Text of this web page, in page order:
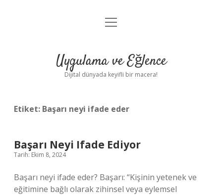
Anasayfa
Yasal Uyarı
menüyü
Uygulama ve Eğlence
Dijital dünyada keyifli bir macera!
Etiket: Başarı neyi ifade eder
Başarı Neyi Ifade Ediyor
Tarih: Ekim 8, 2024
Başarı neyi ifade eder? Başarı: “Kişinin yetenek ve
eğitimine bağlı olarak zihinsel veya eylemsel